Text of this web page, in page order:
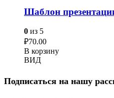
Шаблон
0 из 5
₽70.00
В корзину
ВИД
Подписаться на нашу